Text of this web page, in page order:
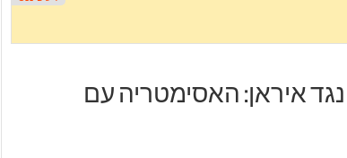
איראן: האסימטריה עם